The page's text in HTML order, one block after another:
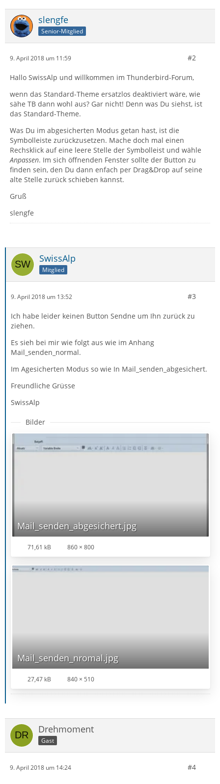
slengfe
Senior-Mitglied
9. April 2018 um 11:59 #2
Hallo SwissAlp und willkommen im Thunderbird-Forum,
wenn das Standard-Theme ersatzlos deaktiviert wäre, wie
sähe TB dann wohl aus? Gar nicht! Denn was Du siehst, ist
das Standard-Theme.
Was Du im abgesicherten Modus getan hast, ist die
Symbolleiste zurückzusetzen. Mache doch mal einen
Rechsklick auf eine leere Stelle der Symbolleist und wähle
Anpassen. Im sich öffnenden Fenster sollte der Button zu
finden sein, den Du dann enfach per Drag&Drop auf seine
alte Stelle zurück schieben kannst.
Gruß
slengfe
SwissAlp
Mitglied
9. April 2018 um 13:52 #3
Ich habe leider keinen Button Sendne um Ihn zurück zu
ziehen.
Es sieh bei mir wie folgt aus wie im Anhang
Mail_senden_normal.
Im Agesicherten Modus so wie In Mail_senden_abgesichert.
Freundliche Grüsse
SwissAlp
Bilder
Mail_senden_abgesichert.jpg
71,61 kB 860 × 800
Mail_senden_nromal.jpg
27,47 kB 840 × 510
Drehmoment
Gast
9. April 2018 um 14:24 #4